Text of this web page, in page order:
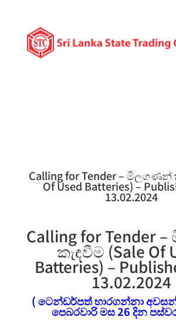
Calling for Tender – මිලගණන්
Of Used Batteries) –
13.02.2024
Calling for Tender
කැඳවීම (Sale Of
Batteries) –
13.02.2024
( ටෙන්ඩර්පත් භාරගන්නා
පෙබරවාරි මස 26 දින